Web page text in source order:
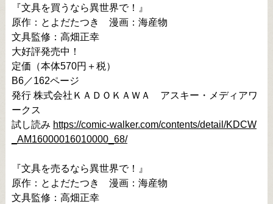
『文具を買うなら異世界で！』
原作：とよだたつき　漫画：海産物
文具監修：高畑正幸
大好評発売中！
定価（本体570円＋税）
B6／162ページ
発行 株式会社ＫＡＤＯＫＡＷＡ　アスキー・メディアワ
ークス
試し読み https://comic-walker.com/contents/detail/KDCW
_AM16000016010000_68/
『文具を売るなら異世界で！』
原作：とよだたつき　漫画：海産物
文具監修：高畑正幸